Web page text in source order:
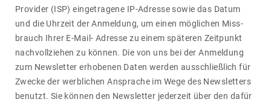
Provider (ISP) einge­tra­gene IP-Adresse sowie das Datum
und die Uhrzeit der Anmel­dung, um einen mögli­chen Miss­
brauch Ihrer E-Mail- Adresse zu einem späteren Zeit­punkt
nach­voll­ziehen zu können. Die von uns bei der Anmel­dung
zum News­letter erho­benen Daten werden ausschließ­lich für
Zwecke der werb­li­chen Ansprache im Wege des News­let­ters
benutzt. Sie können den News­letter jeder­zeit über den dafür